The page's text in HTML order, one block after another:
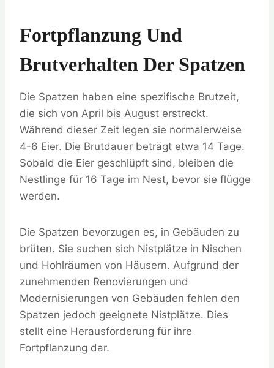
Fortpflanzung Und
Brutverhalten Der Spatzen
Die Spatzen haben eine spezifische Brutzeit,
die sich von April bis August erstreckt.
Während dieser Zeit legen sie normalerweise
4-6 Eier. Die Brutdauer beträgt etwa 14 Tage.
Sobald die Eier geschlüpft sind, bleiben die
Nestlinge für 16 Tage im Nest, bevor sie flügge
werden.
Die Spatzen bevorzugen es, in Gebäuden zu
brüten. Sie suchen sich Nistplätze in Nischen
und Hohlräumen von Häusern. Aufgrund der
zunehmenden Renovierungen und
Modernisierungen von Gebäuden fehlen den
Spatzen jedoch geeignete Nistplätze. Dies
stellt eine Herausforderung für ihre
Fortpflanzung dar.